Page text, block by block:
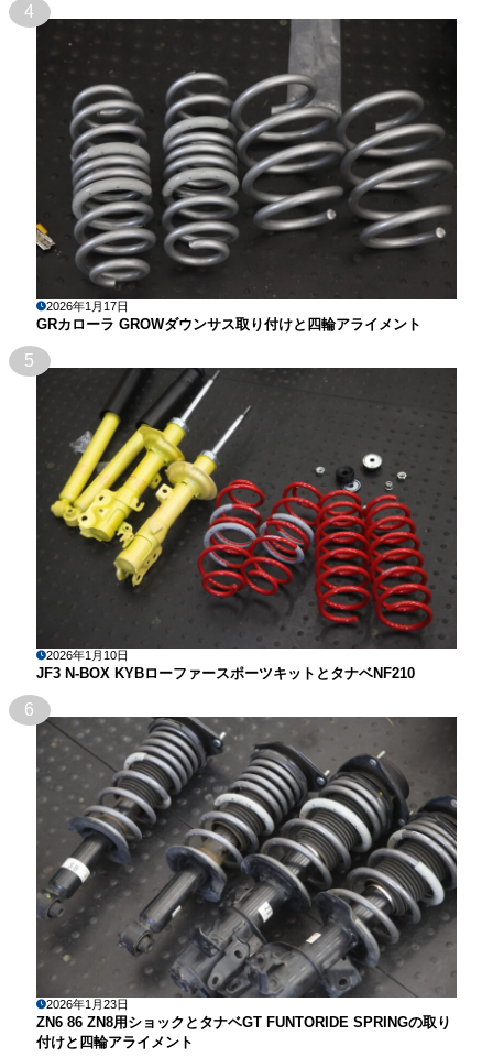
4
2026年1月17日
GRカローラ GROWダウンサス取り付けと四輪アライメント
5
2026年1月10日
JF3 N-BOX KYBローファースポーツキットとタナベNF210
6
2026年1月23日
ZN6 86 ZN8用ショックとタナベGT FUNTORIDE SPRINGの取り
付けと四輪アライメント